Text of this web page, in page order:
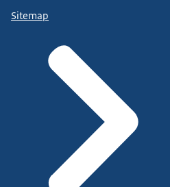
Sitemap